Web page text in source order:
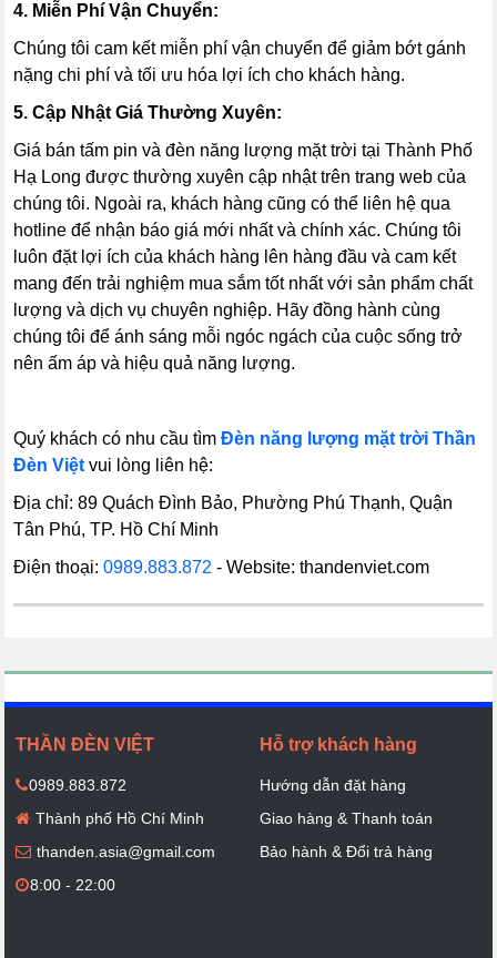
4. Miễn Phí Vận Chuyển:
Chúng tôi cam kết miễn phí vận chuyển để giảm bớt gánh
nặng chi phí và tối ưu hóa lợi ích cho khách hàng.
5. Cập Nhật Giá Thường Xuyên:
Giá bán tấm pin và đèn năng lượng mặt trời tại Thành Phố
Hạ Long được thường xuyên cập nhật trên trang web của
chúng tôi. Ngoài ra, khách hàng cũng có thể liên hệ qua
hotline để nhận báo giá mới nhất và chính xác. Chúng tôi
luôn đặt lợi ích của khách hàng lên hàng đầu và cam kết
mang đến trải nghiệm mua sắm tốt nhất với sản phẩm chất
lượng và dịch vụ chuyên nghiệp. Hãy đồng hành cùng
chúng tôi để ánh sáng mỗi ngóc ngách của cuộc sống trở
nên ấm áp và hiệu quả năng lượng.
Quý khách có nhu cầu tìmĐèn năng lượng mặt trời Thần
Đèn Việt vui lòng liên hệ:
Địa chỉ: 89 Quách Đình Bảo, Phường Phú Thạnh, Quận
Tân Phú, TP. Hồ Chí Minh
Điện thoại:0989.883.872 - Website: thandenviet.com
THẦN ĐÈN VIỆT
0989.883.872
Thành phố Hồ Chí Minh
thanden.asia@gmail.com
8:00 - 22:00
Hỗ trợ khách hàng
Hướng dẫn đặt hàng
Giao hàng & Thanh toán
Bảo hành & Đổi trả hàng